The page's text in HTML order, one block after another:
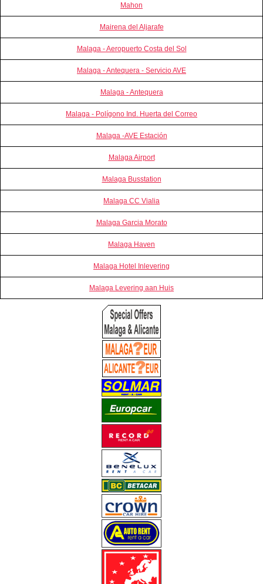
Mahon
Mairena del Aljarafe
Malaga - Aeropuerto Costa del Sol
Malaga - Antequera - Servicio AVE
Malaga - Antequera
Malaga - Polígono Ind. Huerta del Correo
Malaga -AVE Estación
Malaga Airport
Malaga Busstation
Malaga CC Vialia
Malaga Garcia Morato
Malaga Haven
Malaga Hotel Inlevering
Malaga Levering aan Huis